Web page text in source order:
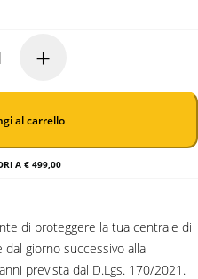
+
al carrello
A € 499,00
di proteggere la tua centrale di
giorno successivo alla
prevista dal D.Lgs. 170/2021.